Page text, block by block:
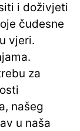
i doživjeti
čudesne
vjeri.
za
našeg
u naša